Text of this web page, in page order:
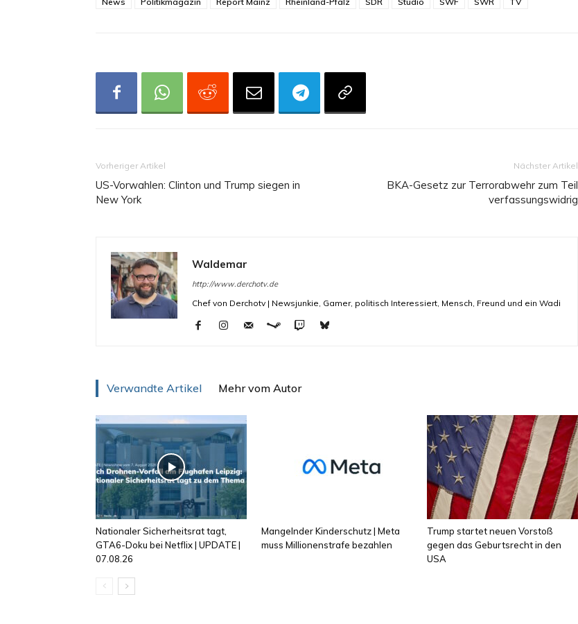
Vorheriger Artikel
US-Vorwahlen: Clinton und Trump siegen in
New York
Nächster Artikel
BKA-Gesetz zur Terrorabwehr zum Teil
verfassungswidrig
Waldemar
http://www.derchotv.de
Chef von Derchotv | Newsjunkie, Gamer, politisch Interessiert, Mensch, Freund und ein Wadi
Verwandte Artikel Mehr vom Autor
Nationaler Sicherheitsrat tagt,
GTA6-Doku bei Netflix | UPDATE |
07.08.26
Mangelnder Kinderschutz | Meta
muss Millionenstrafe bezahlen
Trump startet neuen Vorstoß
gegen das Geburtsrecht in den
USA